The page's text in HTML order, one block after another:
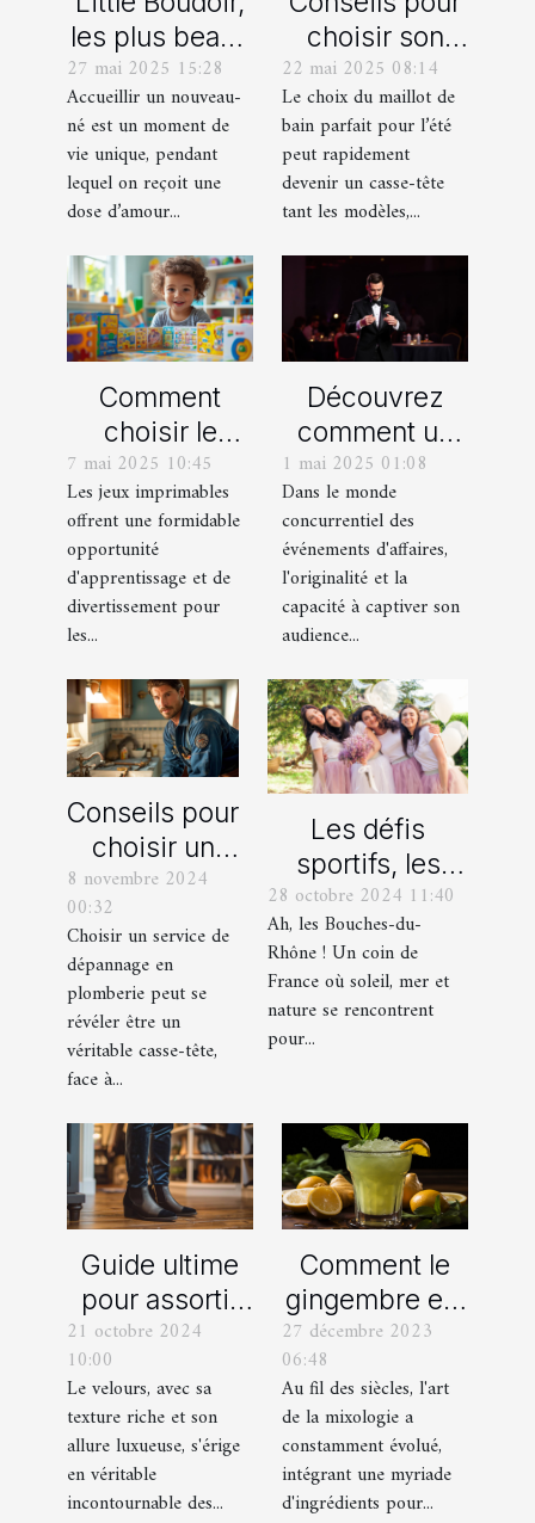
les plus beaux
cadeaux de
naissance
personnalisés
!
27 mai 2025 15:28
Accueillir un nouveau-
né est un moment de
vie unique, pendant
lequel on reçoit une
dose d’amour...
choisir son
maillot de bain
idéal pour l'été
22 mai 2025 08:14
Le choix du maillot de
bain parfait pour l’été
peut rapidement
devenir un casse-tête
tant les modèles,...
Comment
choisir le
meilleur jeu
imprimable
pour votre
enfant
7 mai 2025 10:45
Les jeux imprimables
offrent une formidable
opportunité
d'apprentissage et de
divertissement pour
les...
Découvrez
comment un
spectacle de
magie
transforme les
événements
professionnels
1 mai 2025 01:08
Dans le monde
concurrentiel des
événements d'affaires,
l'originalité et la
capacité à captiver son
audience...
Conseils pour
choisir un
bon service
dépannage
en plomberie
8 novembre 2024
00:32
Choisir un service de
dépannage en
plomberie peut se
révéler être un
véritable casse-tête,
face à...
Les défis
sportifs, les
incontournables
de toute
organisation
d’EVG et EVJF
28 octobre 2024 11:40
Ah, les Bouches-du-
Rhône ! Un coin de
France où soleil, mer et
nature se rencontrent
pour...
Guide ultime
pour assortir
vos
chaussures
avec des
pantalons en
velours
21 octobre 2024
10:00
Le velours, avec sa
texture riche et son
allure luxueuse, s'érige
en véritable
incontournable des...
Comment le
gingembre est
devenu un
ingrédient clé
dans la
mixologie
moderne
27 décembre 2023
06:48
Au fil des siècles, l'art
de la mixologie a
constamment évolué,
intégrant une myriade
d'ingrédients pour...